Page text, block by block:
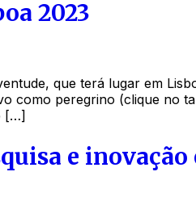
2023
que terá lugar em
como peregrino (clique no
[…]
e